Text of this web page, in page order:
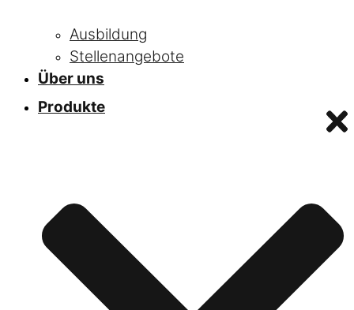
Ausbildung
Stellenangebote
Über uns
Produkte